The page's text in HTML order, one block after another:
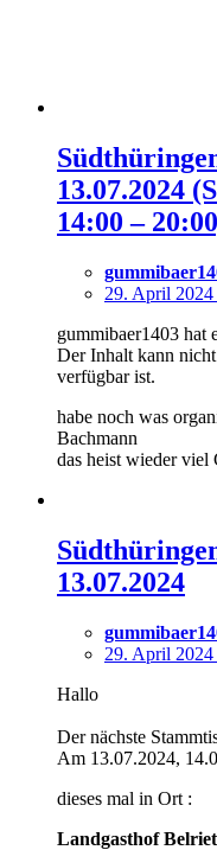
13.07.2024
14:00 –
29. April
gummibaer1403 hat
Der Inhalt kann
verfügbar ist.
habe noch was
Bachmann
das heist wieder viel
13.07.2024
29. April
Hallo
Der nächste
Am 13.07.2024,
dieses mal in Ort :
Landgasthof